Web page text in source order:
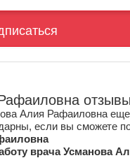
отзывы
Алия Рафаиловна
если вы сможете
врача Усманова